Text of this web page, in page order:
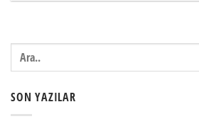
SON YAZILAR